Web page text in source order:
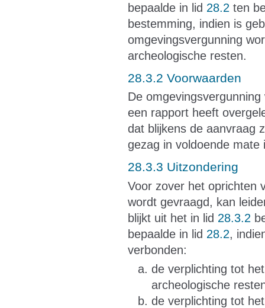
bepaalde in lid 28.2 ten
bestemming, indien is
omgevingsvergunning
archeologische resten.
28.3.2 Voorwaarden
De
een rapport heeft
dat blijkens de aanvraag
gezag in voldoende mate
28.3.3 Uitzondering
Voor zover het oprichten
wordt gevraagd, kan
blijkt uit het in lid 28.3.2
bepaalde in lid 28.2,
verbonden:
de verplichting tot
archeologische
de verplichting tot